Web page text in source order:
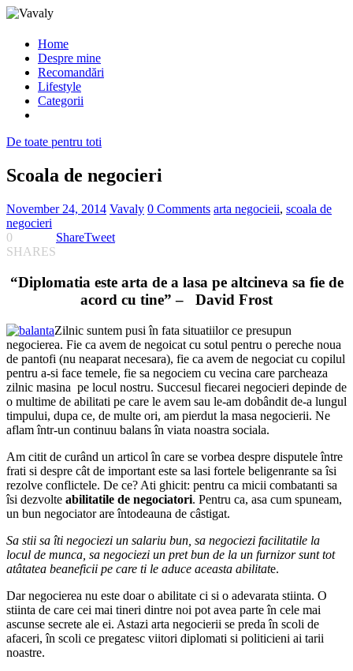
Home
Despre mine
Recomandări
Lifestyle
Categorii
De toate pentru toti
Scoala de negocieri
November 24, 2014 Vavaly 0 Comments arta negocieii, scoala de
negocieri
0
SHARES
ShareTweet
“Diplomatia este arta de a lasa pe altcineva sa fie de
acord cu tine” – David Frost
Zilnic suntem pusi în fata situatiilor ce presupun
negocierea. Fie ca avem de negoicat cu sotul pentru o pereche noua
de pantofi (nu neaparat necesara), fie ca avem de negociat cu copilul
pentru a-si face temele, fie sa negociem cu vecina care parcheaza
zilnic masina pe locul nostru. Succesul fiecarei negocieri depinde de
o multime de abilitati pe care le avem sau le-am dobândit de-a lungul
timpului, dupa ce, de multe ori, am pierdut la masa negocierii. Ne
aflam într-un continuu balans în viata noastra sociala.
Am citit de curând un articol în care se vorbea despre disputele între
frati si despre cât de important este sa lasi fortele beligenrante sa îsi
rezolve conflictele. De ce? Ati ghicit: pentru ca micii combatanti sa
îsi dezvolte abilitatile de negociatori. Pentru ca, asa cum spuneam,
un bun negociator are întodeauna de câstigat.
Sa stii sa îti negociezi un salariu bun, sa negociezi facilitatile la
locul de munca, sa negociezi un pret bun de la un furnizor sunt tot
atâtatea beaneficii pe care ti le aduce aceasta abilitate.
Dar negocierea nu este doar o abilitate ci si o adevarata stiinta. O
stiinta de care cei mai tineri dintre noi pot avea parte în cele mai
ascunse secrete ale ei. Astazi arta negocierii se preda în scoli de
afaceri, în scoli ce pregatesc viitori diplomati si politicieni ai tarii
noastre.